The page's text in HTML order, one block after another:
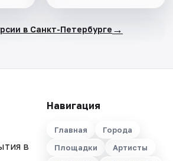
в Санкт-Петербурге →
в
Навигация
Главная
Города
Площадки
Артисты